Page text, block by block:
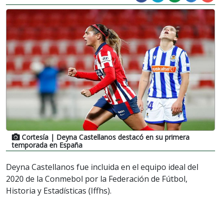
Cortesía | Deyna Castellanos destacó en su primera
temporada en España
Deyna Castellanos fue incluida en el equipo ideal del
2020 de la Conmebol por la Federación de Fútbol,
Historia y Estadísticas (Iffhs).